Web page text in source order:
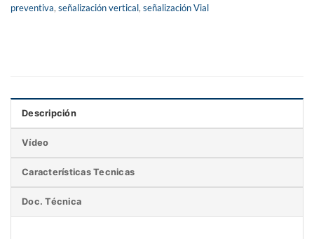
preventiva, señalización vertical, señalización Vial
Descripción
Vídeo
Características Tecnicas
Doc. Técnica